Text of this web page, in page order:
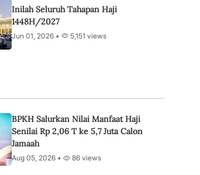
Inilah Seluruh Tahapan Haji
1448H/2027
Jun 01, 2026 • 5,151 views
BPKH Salurkan Nilai Manfaat Haji
Senilai Rp 2,06 T ke 5,7 Juta Calon
Jamaah
Aug 05, 2026 • 86 views